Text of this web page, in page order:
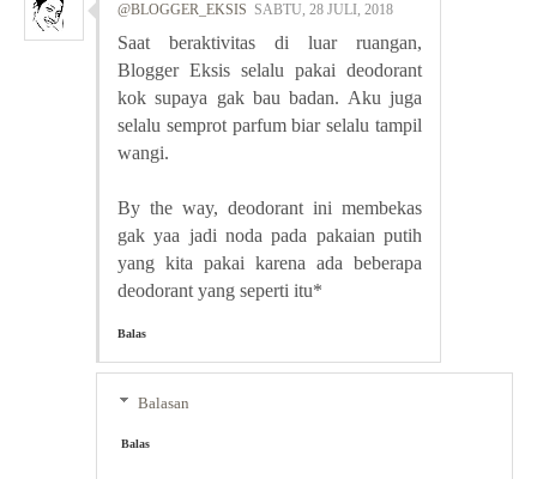
@BLOGGER_EKSIS SABTU, 28 JULI, 2018
Saat beraktivitas di luar ruangan,
Blogger Eksis selalu pakai deodorant
kok supaya gak bau badan. Aku juga
selalu semprot parfum biar selalu tampil
wangi.
By the way, deodorant ini membekas
gak yaa jadi noda pada pakaian putih
yang kita pakai karena ada beberapa
deodorant yang seperti itu*
Balas
Balasan
Balas